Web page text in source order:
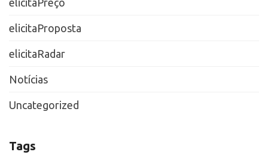
elicitaProposta
elicitaRadar
Notícias
Uncategorized
Tags